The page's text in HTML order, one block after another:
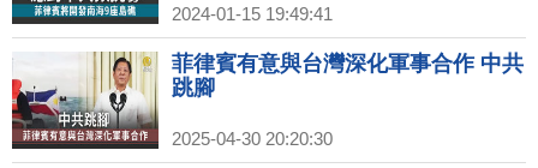
2024-01-15 19:49:41
菲律賓有意與台灣深化軍事合作 中共
跳腳
2025-04-30 20:20:30